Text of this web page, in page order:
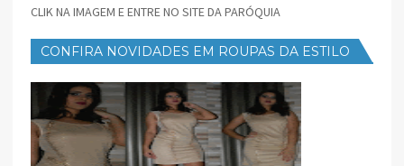
CLIK NA IMAGEM E ENTRE NO SITE DA PARÓQUIA
CONFIRA NOVIDADES EM ROUPAS DA ESTILO